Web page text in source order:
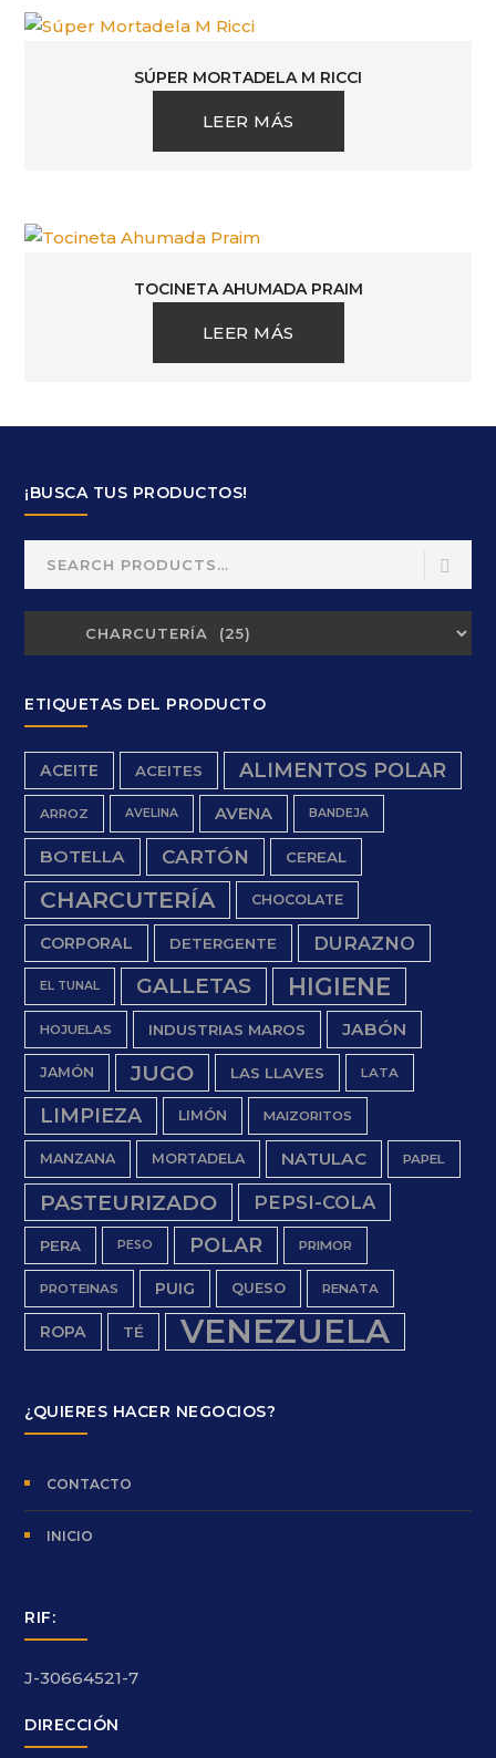
SÚPER MORTADELA M RICCI
LEER MÁS
TOCINETA AHUMADA PRAIM
LEER MÁS
¡BUSCA TUS PRODUCTOS!
ETIQUETAS DEL PRODUCTO
ACEITE ACEITES ALIMENTOS POLAR
ARROZ AVELINA AVENA BANDEJA
BOTELLA CARTÓN CEREAL
CHARCUTERÍA CHOCOLATE
CORPORAL DETERGENTE DURAZNO
EL TUNAL GALLETAS HIGIENE
HOJUELAS INDUSTRIAS MAROS JABÓN
JAMÓN JUGO LAS LLAVES LATA
LIMPIEZA LIMÓN MAIZORITOS
MANZANA MORTADELA NATULAC PAPEL
PASTEURIZADO PEPSI-COLA
PERA PESO POLAR PRIMOR
PROTEINAS PUIG QUESO RENATA
ROPA TÉ VENEZUELA
¿QUIERES HACER NEGOCIOS?
CONTACTO
INICIO
RIF:
J-30664521-7
DIRECCIÓN